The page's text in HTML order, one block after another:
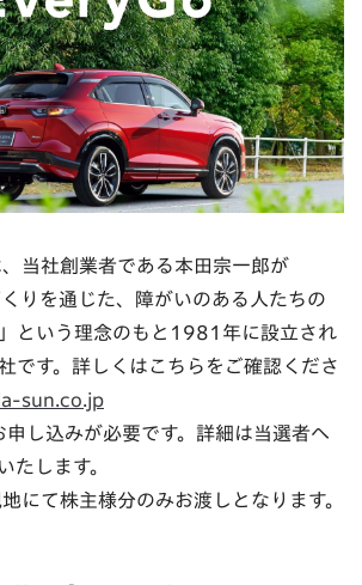
当社創業者である本田宗一郎が
りを通じた、障がいのある人たちの
という理念のもと1981年に設立され
です。詳しくはこちらをご確認くださ
sun.co.jp
申し込みが必要です。詳細は当選者へ
たします。
にて株主様分のみお渡しとなります。